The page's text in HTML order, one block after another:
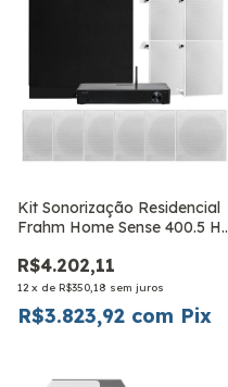
Kit Sonorização Residencial
Frahm Home Sense 400.5
R$4.202,11
12 x de R$350,18 sem juros
R$3.823,92 com Pix